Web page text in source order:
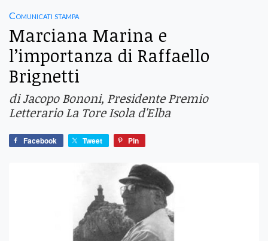
Comunicati stampa
Marciana Marina e
l’importanza di Raffaello
Brignetti
di Jacopo Bononi, Presidente Premio
Letterario La Tore Isola d'Elba
Facebook Tweet Pin